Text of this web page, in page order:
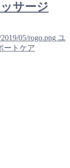
サージ
05/rogo.png ユ
ートケア